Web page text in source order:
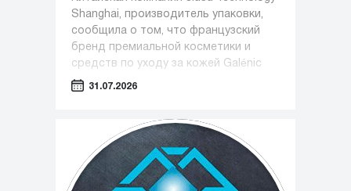
Shanghai, производитель упаковки,
сообщила о том, что французский
бренд премиальной косметики и
средств по уходу за кожей Galénic
выбрал высокоточную упаковку для
31.07.2026